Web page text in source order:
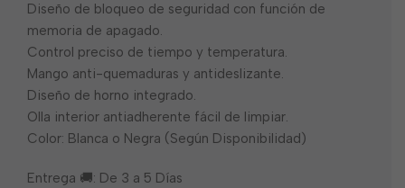
Diseño de bloqueo de seguridad con función de
memoria de apagado.
Control preciso de tiempo y temperatura.
Mango anti-quemaduras y antideslizante.
Diseño de horno integrado.
Olla interior antiadherente fácil de limpiar.
Color: Blanca o Negra (Según Disponibilidad)
Entrega 🚚: De 3 a 5 Días